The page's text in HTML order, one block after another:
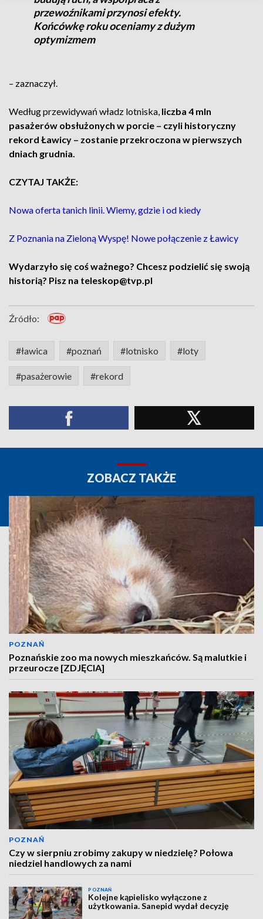
przewoźnikami przynosi efekty.
Końcówkę roku oceniamy z dużym
optymizmem
– zaznaczył.
Według przewidywań władz lotniska, liczba 4 mln
pasażerów obsłużonych w porcie – czyli historyczny
rekord Ławicy – zostanie przekroczona w pierwszych
dniach grudnia.
CZYTAJ TAKŻE:
Nowa oferta tanich linii. Wiemy, gdzie i od kiedy
Z Poznania na Zieloną Wyspę! Nowe połączenie z Ławicy
Wydarzyło się coś ważnego? Chcesz podzielić się swoją
historią? Pisz na teleskop@tvp.pl
Źródło:
#ławica #poznań #lotnisko #loty
#pasażerowie #rekord
ZOBACZ TAKŻE
POZNAŃ
Poznańskie zoo ma nowych mieszkańców. Są malutkie i
przeurocze [ZDJĘCIA]
POZNAŃ
Czy w sierpniu zrobimy zakupy w niedzielę? Połowa
niedziel handlowych za nami
POZNAŃ
Kolejne kąpielisko wyłączone z
użytkowania. Sanepid wydał decyzję